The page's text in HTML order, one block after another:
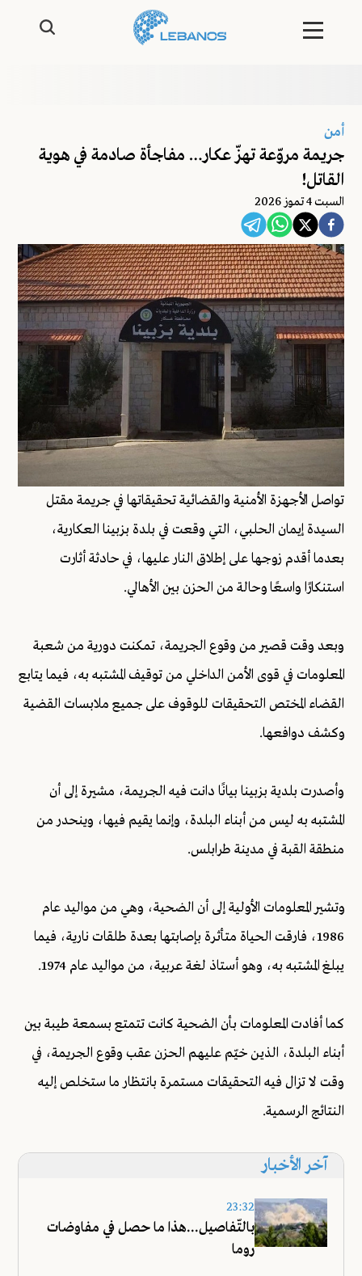
أمن
جريمة مروّعة تهزّ عكار… مفاجأة صادمة في هوية
القاتل!
السبت 4 تموز 2026
تواصل الأجهزة الأمنية والقضائية تحقيقاتها في جريمة مقتل
السيدة إيمان الحلبي، التي وقعت في بلدة بزبينا العكارية،
بعدما أقدم زوجها على إطلاق النار عليها، في حادثة أثارت
استنكارًا واسعًا وحالة من الحزن بين الأهالي.
وبعد وقت قصير من وقوع الجريمة، تمكنت دورية من شعبة
المعلومات في قوى الأمن الداخلي من توقيف المشتبه به، فيما يتابع
القضاء المختص التحقيقات للوقوف على جميع ملابسات القضية
وكشف دوافعها.
وأصدرت بلدية بزبينا بيانًا دانت فيه الجريمة، مشيرة إلى أن
المشتبه به ليس من أبناء البلدة، وإنما يقيم فيها، وينحدر من
منطقة القبة في مدينة طرابلس.
وتشير المعلومات الأولية إلى أن الضحية، وهي من مواليد عام
1986، فارقت الحياة متأثرة بإصابتها بعدة طلقات نارية، فيما
يبلغ المشتبه به، وهو أستاذ لغة عربية، من مواليد عام 1974.
كما أفادت المعلومات بأن الضحية كانت تتمتع بسمعة طيبة بين
أبناء البلدة، الذين خيّم عليهم الحزن عقب وقوع الجريمة، في
وقت لا تزال فيه التحقيقات مستمرة بانتظار ما ستخلص إليه
النتائج الرسمية.
آخر الأخبار
23:32
بالتّفاصيل...هذا ما حصل في مفاوضات
روما